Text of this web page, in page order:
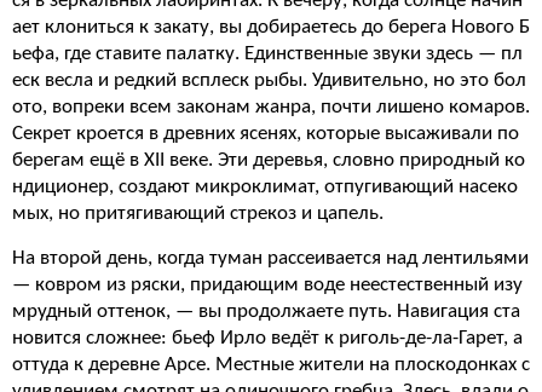
ает клониться к закату, вы добираетесь до берега Нового Б
ьефа, где ставите палатку. Единственные звуки здесь — пл
еск весла и редкий всплеск рыбы. Удивительно, но это бол
ото, вопреки всем законам жанра, почти лишено комаров.
Секрет кроется в древних ясенях, которые высаживали по
берегам ещё в XII веке. Эти деревья, словно природный ко
ндиционер, создают микроклимат, отпугивающий насеко
мых, но притягивающий стрекоз и цапель.
На второй день, когда туман рассеивается над лентильями
— ковром из ряски, придающим воде неестественный изу
мрудный оттенок, — вы продолжаете путь. Навигация ста
новится сложнее: бьеф Ирло ведёт к риголь-де-ла-Гарет, а
оттуда к деревне Арсе. Местные жители на плоскодонках с